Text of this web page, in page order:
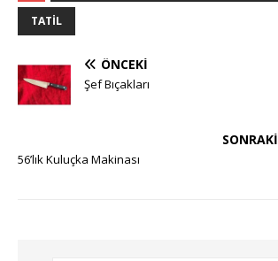
TATIL
ÖNCEKI
Şef Bıçakları
SONRAKI
56’lık Kuluçka Makinası